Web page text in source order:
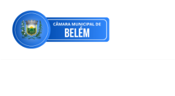
Pular
para